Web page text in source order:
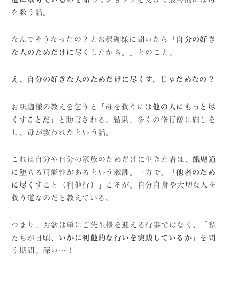
を救う話。
なんでそうなったの？とお釈迦様に聞いたら「 自分の好き
な人のためだけに 尽くしたから。」とのこと。
え、自分の好きな人のためだけに尽くす、じゃだめなの？
お釈迦様の教えを乞うと 「母を救うには 他の人にもっと尽
くすことだ」
と助言される。結果、多くの修行僧に施しを
し、母が救われたという話。
これは自分や自分の家族のためだけに生きた者は、 餓鬼道
に堕ちる可能性があるという教訓。一方で、「他者のため
に尽くす こと（利他行）」こそが、自分自身や大切な人を
救う道なのだと教えている。
つまり、お盆は単にご先祖様を迎える行事ではなく、「私
たちが日頃、 いかに利他的な行いを実践しているか 」を問
う期間。深い…！